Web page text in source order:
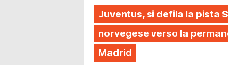
Juventus, si defila la pista
norvegese verso la
Madrid